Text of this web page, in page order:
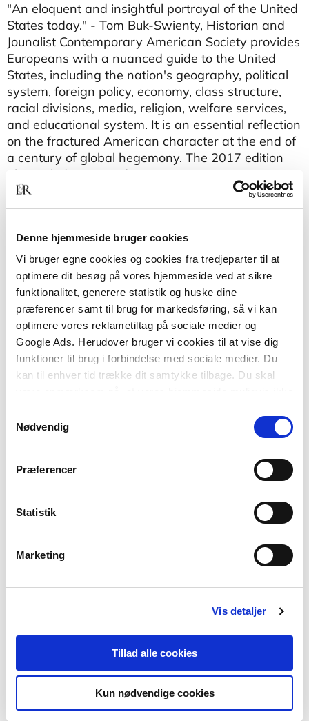
Denne hjemmeside bruger cookies
Vi bruger egne cookies og cookies fra tredjeparter til at
optimere dit besøg på vores hjemmeside ved at sikre
funktionalitet, generere statistik og huske dine
præferencer samt til brug for markedsføring, så vi kan
optimere vores reklametiltag på sociale medier og
Google Ads. Herudover bruger vi cookies til at vise dig
funktioner til brug i forbindelse med sociale medier. Du
kan til enhver tid trække dit samtykke tilbage. Du skal
tilbagetrækker et samtykke.
Nødvendig
Præferencer
Statistik
Marketing
Vis detaljer
Tillad alle cookies
Kun nødvendige cookies
"An eloquent and insightful portrayal of the United
States today." - Tom Buk-Swienty, Historian and
Jounalist Contemporary American Society provides
Europeans with a nuanced guide to the United
States, including the nation's geography, political
system, foreign policy, economy, class structure,
racial divisions, media, religion, welfare services,
and educational system. It is an essential reflection
on the fractured American character at the end of
a century of global hegemony. The 2017 edition
also includes up-to-date statistics, contrasts
Clinton and Trump voters, and discusses the
crucial role of the swing state of Ohio in
media use, and the geography of innovation. This
work is suitable for students in the last year of
gymnasium or first year of university, and is
recommended for Europeans planning a long visit
to the United States.
Af samme forfatter
The United (and Divided) States